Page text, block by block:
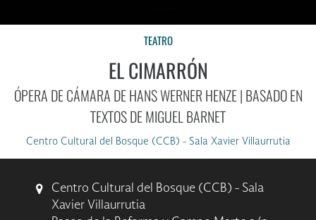
TEATRO
EL CIMARRÓN
ÓPERA DE CÁMARA DE HANS WERNER HENZE | BASADO EN
TEXTOS DE MIGUEL BARNET
Centro Cultural del Bosque (CCB) - Sala Xavier Villaurrutia
Centro Cultural del Bosque (CCB) - Sala
Xavier Villaurrutia